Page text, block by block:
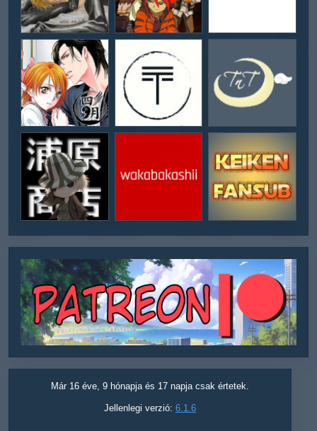
Már 16 éve, 9 hónapja és 17 napja csak értetek.
Jellenlegi verzió: 6.1.6